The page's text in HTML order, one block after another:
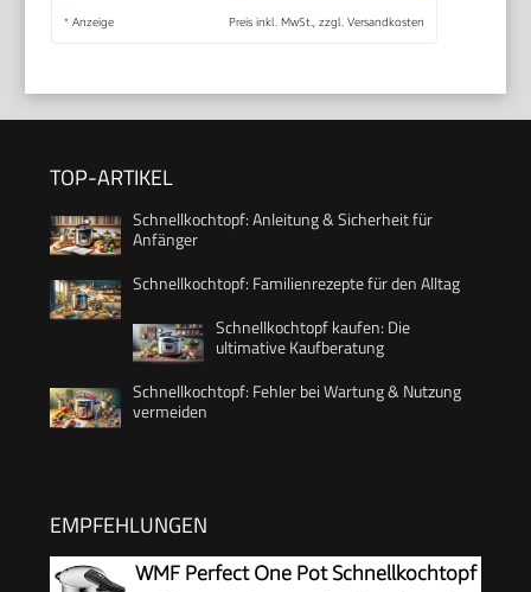
* Anzeige Preis inkl. MwSt., zzgl. Versandkosten
TOP-ARTIKEL
Schnellkochtopf: Anleitung & Sicherheit für
Anfänger
Schnellkochtopf: Familienrezepte für den Alltag
Schnellkochtopf kaufen: Die
ultimative Kaufberatung
Schnellkochtopf: Fehler bei Wartung & Nutzung
vermeiden
EMPFEHLUNGEN
WMF Perfect One Pot Schnellkochtopf